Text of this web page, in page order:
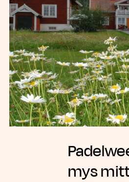
mys